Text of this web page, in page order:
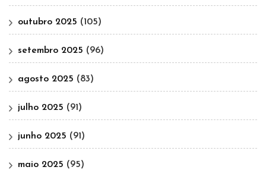
outubro 2025 (105)
setembro 2025 (96)
agosto 2025 (83)
julho 2025 (91)
junho 2025 (91)
maio 2025 (95)